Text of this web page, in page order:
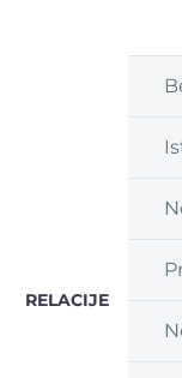
RELACIJE